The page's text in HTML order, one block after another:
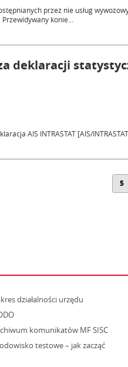
przez nie usług
konie...
deklaracji
AIS INTRASTAT [AIS/
5
działalności urzędu
komunikatów MF SISC
testowe – jak zacząćstrona